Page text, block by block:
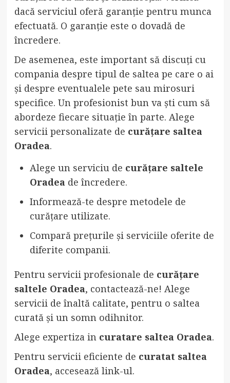
dacă serviciul oferă garanție pentru munca
efectuată. O garanție este o dovadă de
încredere.
De asemenea, este important să discuți cu
compania despre tipul de saltea pe care o ai
și despre eventualele pete sau mirosuri
specifice. Un profesionist bun va ști cum să
abordeze fiecare situație în parte. Alege
servicii personalizate de curățare saltea
Oradea.
Alege un serviciu de curățare saltele
Oradeade încredere.
Informează-te despre metodele de
curățare utilizate.
Compară prețurile și serviciile oferite de
diferite companii.
Pentru servicii profesionale de curățare
saltele Oradea, contactează-ne! Alege
servicii de înaltă calitate, pentru o saltea
curată și un somn odihnitor.
Alege expertiza in curatare saltea Oradea.
Pentru servicii eficiente de curatat saltea
Oradea, accesează link-ul.